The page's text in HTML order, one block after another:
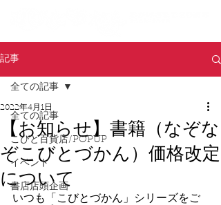
記事
全ての記事
こびと百貨店/POPUP
イベント
書店店頭企画
全ての記事
【お知らせ】書籍（なぞな
ぞこびとづかん）価格改定
について
2022年4月1日
いつも「こびとづかん」シリーズをご